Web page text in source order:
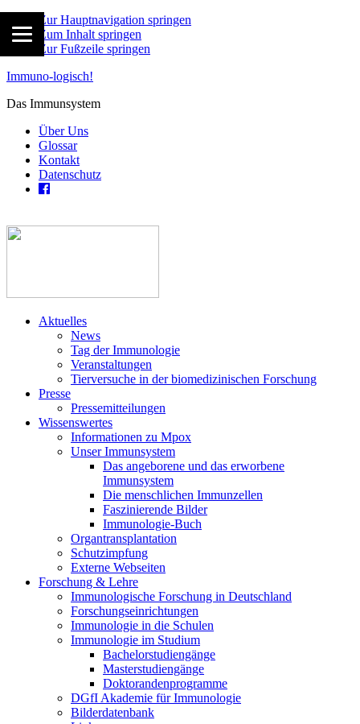
Zur Hauptnavigation springen
Zum Inhalt springen
Zur Fußzeile springen
Immuno-logisch!
Das Immunsystem
Über Uns
Glossar
Kontakt
Datenschutz
Aktuelles
News
Tag der Immunologie
Veranstaltungen
Tierversuche in der biomedizinischen Forschung
Presse
Pressemitteilungen
Wissenswertes
Informationen zu Mpox
Unser Immunsystem
Das angeborene und das erworbene
Immunsystem
Die menschlichen Immunzellen
Faszinierende Bilder
Immunologie-Buch
Organtransplantation
Schutzimpfung
Externe Webseiten
Forschung & Lehre
Immunologische Forschung in Deutschland
Forschungseinrichtungen
Immunologie in die Schulen
Immunologie im Studium
Bachelorstudiengänge
Masterstudiengänge
Doktorandenprogramme
DGfI Akademie für Immunologie
Bilderdatenbank